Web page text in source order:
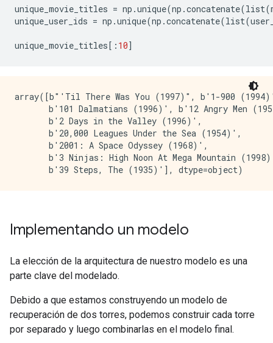
unique_movie_titles = np .unique(np .concatenate(list(
unique_user_ids = np .unique(np .concatenate(list(
unique_movie_titles[: 10]
array([b"'Til There Was You (1997)", b'1-900
b'101 Dalmatians (1996)', b'12 Angry Men
       b'2 Days in the Valley (1996)',
       b'20,000 Leagues Under the Sea (1954)',
       b'2001: A Space Odyssey (1968)',
b'3 Ninjas: High Noon At Mega Mountain
Implementando un modelo
La elección de la arquitectura de nuestro modelo es una
parte clave del modelado.
Debido a que estamos construyendo un modelo de
recuperación de dos torres, podemos construir cada torre
por separado y luego combinarlas en el modelo final.